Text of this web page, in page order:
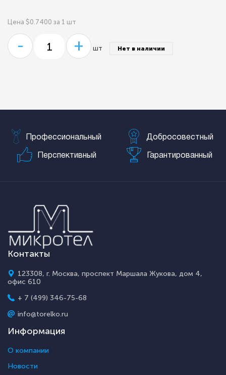
Цена $0.7400 за 1 шт
- + шт Нет в наличии
Профессиональный Добросовестный
Перспективный Гарантированный
Контакты
123308, г. Москва, проспект Маршала Жукова, дом 4,
офис 610
+ 7 (499) 346-75-68
info@torelko.ru
Информация
О компании
Новости